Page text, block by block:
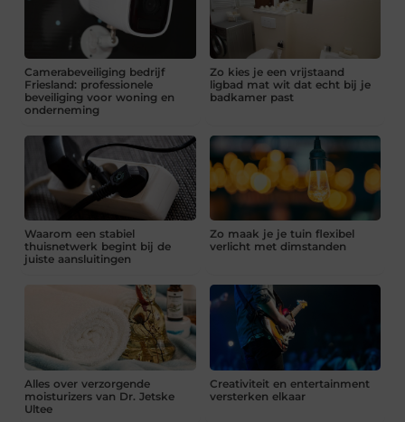
Camerabeveiliging bedrijf
Friesland: professionele
beveiliging voor woning en
onderneming
Zo kies je een vrijstaand
ligbad mat wit dat echt bij je
badkamer past
Waarom een stabiel
thuisnetwerk begint bij de
juiste aansluitingen
Zo maak je je tuin flexibel
verlicht met dimstanden
Alles over verzorgende
moisturizers van Dr. Jetske
Ultee
Creativiteit en entertainment
versterken elkaar